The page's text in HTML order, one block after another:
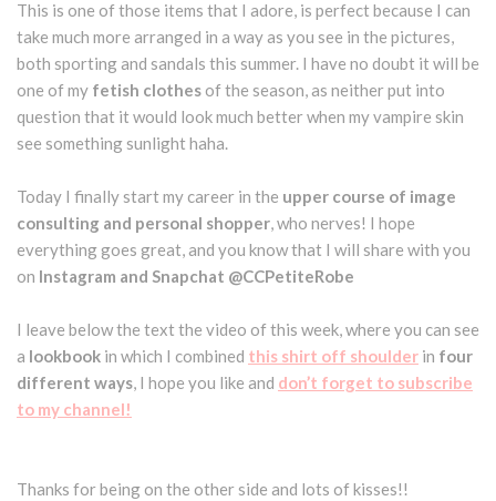
This is one of those items that I adore, is perfect because I can
take much more arranged in a way as you see in the pictures,
both sporting and sandals this summer. I have no doubt it will be
one of my fetish clothes of the season, as neither put into
question that it would look much better when my vampire skin
see something sunlight haha.
Today I finally start my career in the upper course of image
consulting and personal shopper, who nerves! I hope
everything goes great, and you know that I will share with you
on Instagram and Snapchat @CCPetiteRobe
I leave below the text the video of this week, where you can see
a lookbook in which I combined this shirt off shoulder in four
different ways, I hope you like and don’t forget to subscribe
to my channel!
Thanks for being on the other side and lots of kisses!!